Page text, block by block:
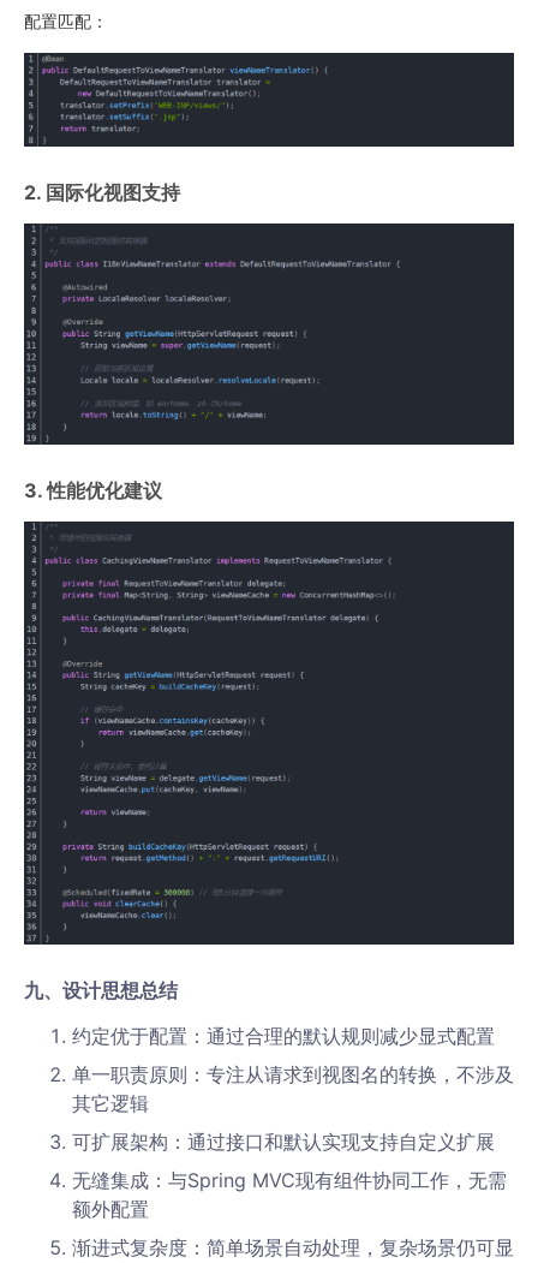
配置匹配：
2. 国际化视图支持
3. 性能优化建议
九、设计思想总结
约定优于配置：通过合理的默认规则减少显式配置
单一职责原则：专注从请求到视图名的转换，不涉及
其它逻辑
可扩展架构：通过接口和默认实现支持自定义扩展
无缝集成：与Spring MVC现有组件协同工作，无需
额外配置
渐进式复杂度：简单场景自动处理，复杂场景仍可显